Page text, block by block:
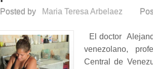
Posted by Maria Teresa Arbelaez
El doctor
venezolano,
Central de